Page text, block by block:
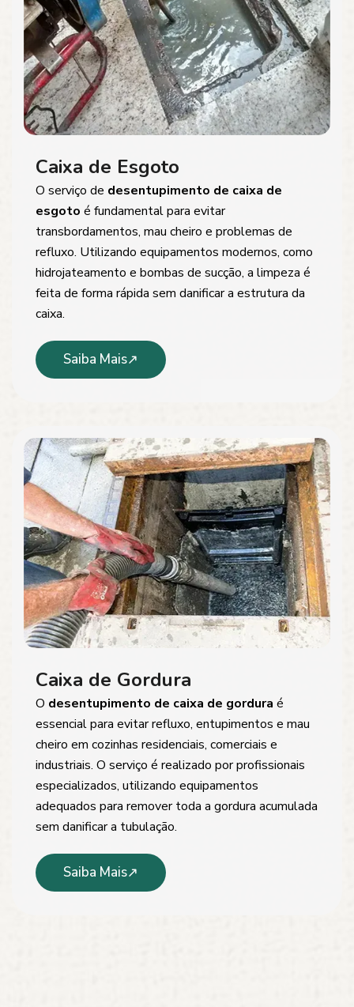
Caixa de Esgoto
O serviço de desentupimento de caixa de
esgoto é fundamental para evitar
transbordamentos, mau cheiro e problemas de
refluxo. Utilizando equipamentos modernos, como
hidrojateamento e bombas de sucção, a limpeza é
feita de forma rápida sem danificar a estrutura da
caixa.
Saiba Mais
Caixa de Gordura
O desentupimento de caixa de gordura é
essencial para evitar refluxo, entupimentos e mau
cheiro em cozinhas residenciais, comerciais e
industriais. O serviço é realizado por profissionais
especializados, utilizando equipamentos
adequados para remover toda a gordura acumulada
sem danificar a tubulação.
Saiba Mais